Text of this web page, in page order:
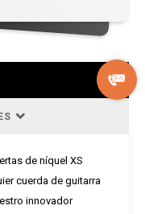
de níquel XS
cuerda de guitarra
innovador